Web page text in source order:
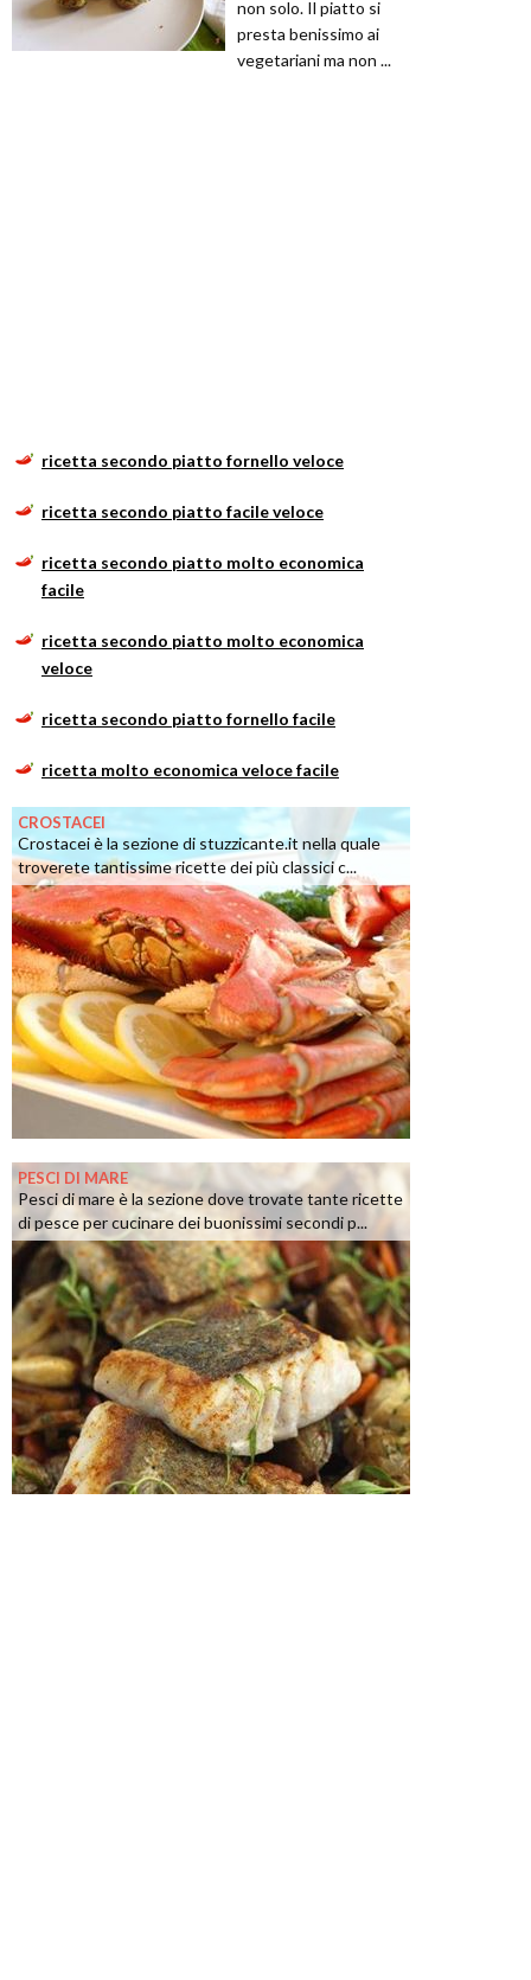
non solo. Il piatto si
presta benissimo ai
vegetariani ma non ...
ricetta secondo piatto fornello veloce
ricetta secondo piatto facile veloce
ricetta secondo piatto molto economica
facile
ricetta secondo piatto molto economica
veloce
ricetta secondo piatto fornello facile
ricetta molto economica veloce facile
CROSTACEI
Crostacei è la sezione di stuzzicante.it nella quale
troverete tantissime ricette dei più classici c...
PESCI DI MARE
Pesci di mare è la sezione dove trovate tante ricette
di pesce per cucinare dei buonissimi secondi p...